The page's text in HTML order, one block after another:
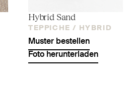
Hybrid Sand
TEPPICHE / HYBRID
Muster bestellen
Foto herunterladen